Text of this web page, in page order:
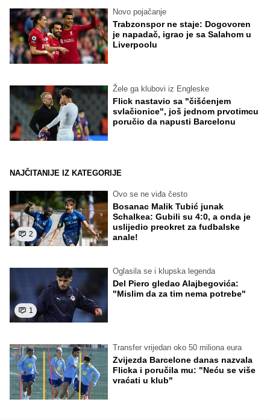
Novo pojačanje
Trabzonspor ne staje: Dogovoren
je napadač, igrao je sa Salahom u
Liverpoolu
Žele ga klubovi iz Engleske
Flick nastavio sa "čišćenjem
svlačionice", još jednom prvotimcu
poručio da napusti Barcelonu
NAJČITANIJE IZ KATEGORIJE
2
Ovo se ne viđa često
Bosanac Malik Tubić junak
Schalkea: Gubili su 4:0, a onda je
uslijedio preokret za fudbalske
anale!
1
Oglasila se i klupska legenda
Del Piero gledao Alajbegovića:
"Mislim da za tim nema potrebe"
Transfer vrijedan oko 50 miliona eura
Zvijezda Barcelone danas nazvala
Flicka i poručila mu: "Neću se više
vraćati u klub"